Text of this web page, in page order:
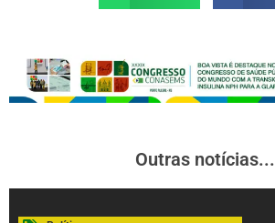
Outras notícias...